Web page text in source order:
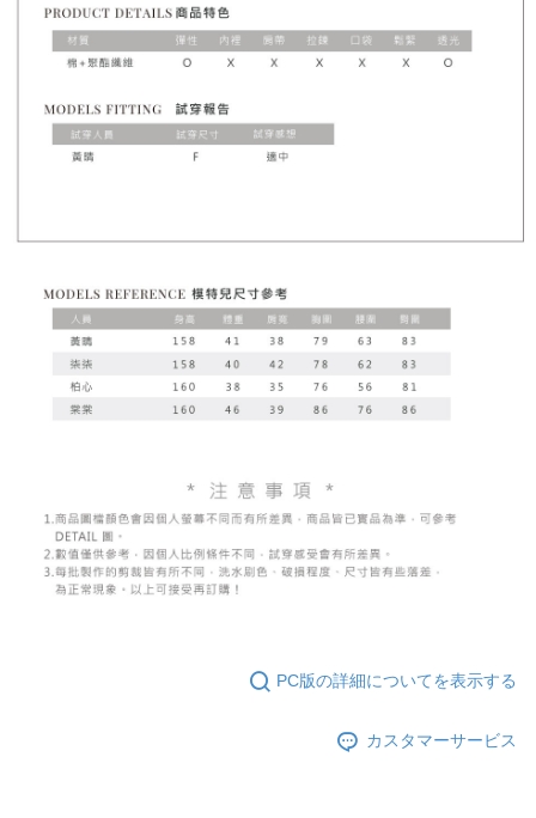
PC版の詳細についてを表示する
カスタマーサービス